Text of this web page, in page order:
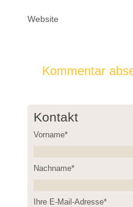
Website
Kontakt
Vorname*
Nachname*
Please leave this field empty.
Ihre E-Mail-Adresse*